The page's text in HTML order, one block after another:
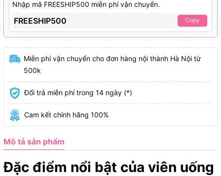
Nhập mã FREESHIP500 miễn phí vận chuyển.
FREESHIP500 Copy
Miễn phí vận chuyển cho đơn hàng nội thành Hà Nội từ
500k
Đổi trả miễn phí trong 14 ngày (*)
Cam kết chính hãng 100%
Mô tả sản phẩm
Đặc điểm nổi bật của viên uống